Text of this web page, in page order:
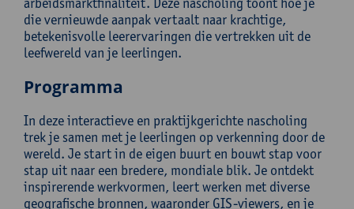
die vernieuwde aanpak vertaalt naar krachtige,
betekenisvolle leerervaringen die vertrekken uit de
leefwereld van je leerlingen.
Programma
In deze interactieve en praktijkgerichte nascholing
trek je samen met je leerlingen op verkenning door de
wereld. Je start in de eigen buurt en bouwt stap voor
stap uit naar een bredere, mondiale blik. Je ontdekt
inspirerende werkvormen, leert werken met diverse
geografische bronnen, waaronder GIS-viewers, en je